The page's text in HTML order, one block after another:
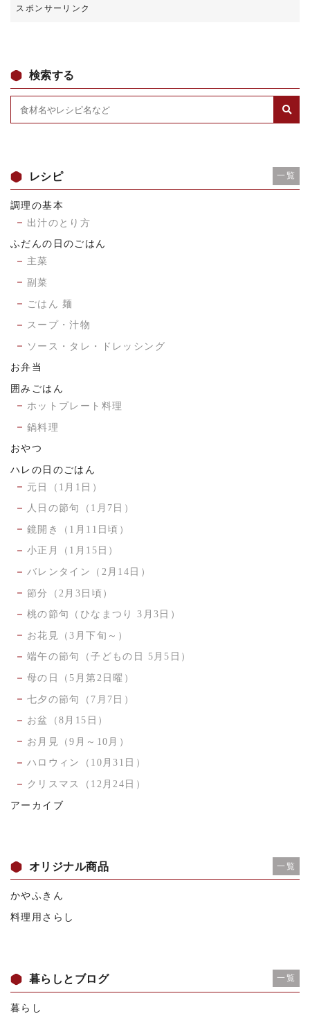
検索する
レシピ 一覧
調理の基本
出汁のとり方
ふだんの日のごはん
主菜
副菜
ごはん 麺
スープ・汁物
ソース・タレ・ドレッシング
お弁当
囲みごはん
ホットプレート料理
鍋料理
おやつ
ハレの日のごはん
元日（1月1日）
人日の節句（1月7日）
鏡開き（1月11日頃）
小正月（1月15日）
バレンタイン（2月14日）
節分（2月3日頃）
桃の節句（ひなまつり 3月3日）
お花見（3月下旬～）
端午の節句（子どもの日 5月5日）
母の日（5月第2日曜）
七夕の節句（7月7日）
お盆（8月15日）
お月見（9月～10月）
ハロウィン（10月31日）
クリスマス（12月24日）
アーカイブ
オリジナル商品 一覧
かやふきん
料理用さらし
暮らしとブログ 一覧
暮らし